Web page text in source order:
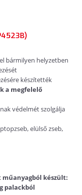
bármilyen helyzetben
készítették
a megfelelő
védelmét szolgálja
elülső zseb,
műanyagból készült:
palackból